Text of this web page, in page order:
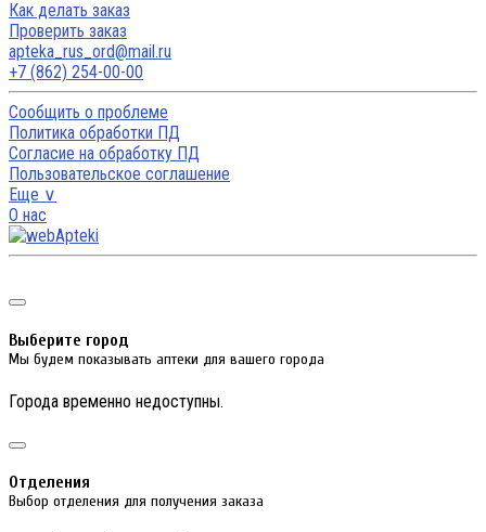
Как делать заказ
Проверить заказ
apteka_rus_ord@mail.ru
+7 (862) 254-00-00
Сообщить о проблеме
Политика обработки ПД
Согласие на обработку ПД
Пользовательское соглашение
Еще ∨
О нас
Выберите город
Мы будем показывать аптеки для вашего города
Города временно недоступны.
Отделения
Выбор отделения для получения заказа